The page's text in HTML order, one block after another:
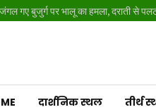
दार्शनिक स्थल तीर्थ